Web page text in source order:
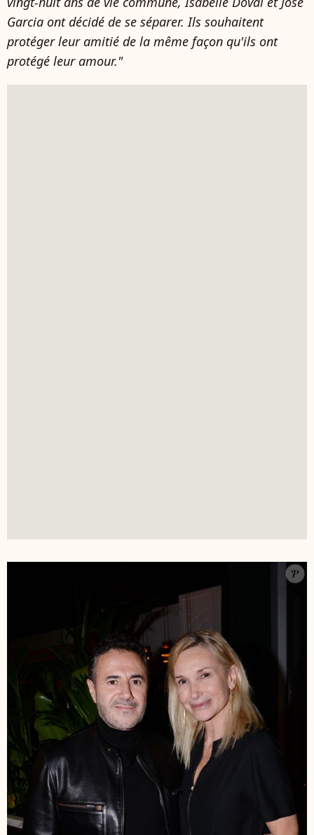
Garcia ont décidé de se séparer. Ils souhaitent
protéger leur amitié de la même façon qu'ils ont
protégé leur amour."